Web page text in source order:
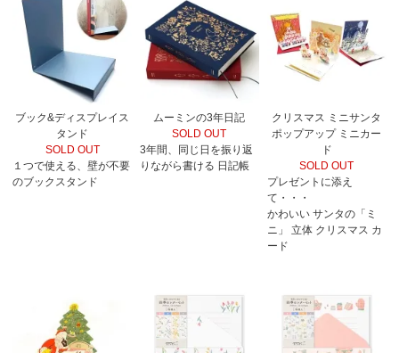
ブック&ディスプレイス
タンド
SOLD OUT
１つで使える、壁が不要
のブックスタンド
ムーミンの3年日記
SOLD OUT
3年間、同じ日を振り返
りながら書ける 日記帳
クリスマス ミニサンタ
ポップアップ ミニカー
ド
SOLD OUT
プレゼントに添え
て・・・
かわいい サンタの「ミ
ニ」 立体 クリスマス カ
ード